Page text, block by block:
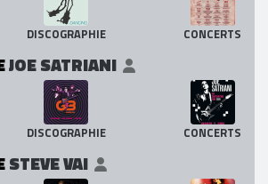
DISCOGRAPHIE CONCERTS
JOE SATRIANI
DISCOGRAPHIE CONCERTS
STEVE VAI